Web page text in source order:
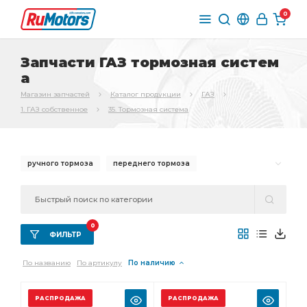
0
Запчасти ГАЗ тормозная систем
а
Магазин запчастей Каталог продукции
ГАЗ
1. ГАЗ собственное
35. Тормозная система
ручного тормоза переднего тормоза
Трубка от тройника стояночного тормоза
Колодка тормоза
главного цилиндра
вакуумного усилителя заднему тормозу
ФИЛЬТР
0
По названию По артикулу По наличию
РАСПРОДАЖА РАСПРОДАЖА